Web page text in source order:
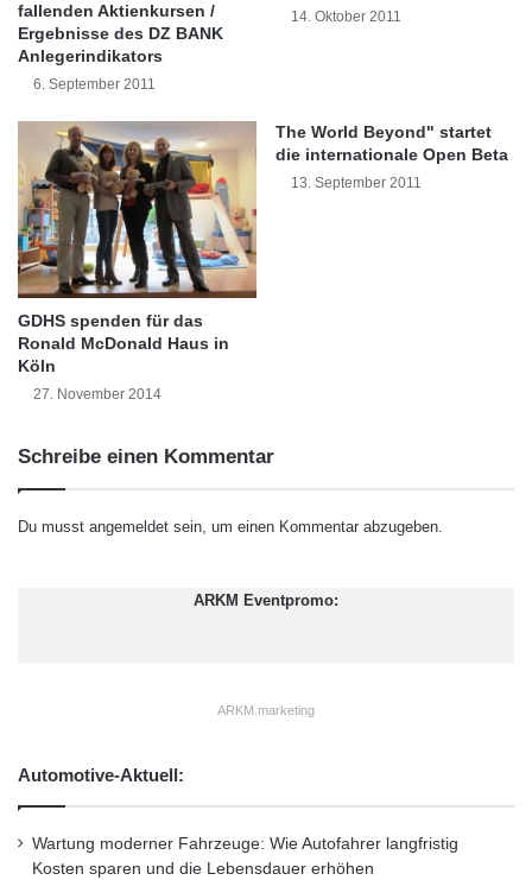
eingespeist. Management und
Fachabteilungen der ING-DiBa profitieren
Enterprise Miner jetzt verborgene
Zusammenhänge und verstecktes Wissen in
den Unternehmensdaten entdecken lassen,
die bislang unerkannt geblieben sind.
Selektionen für 40 Millionen Mailings pro Jahr
Einer der Schwerpunkte der SAS Lösung der
ING-DiBa ist die Selektion von Adressaten für
die Mailings, mit denen sich der
Finanzdienstleister an Kunden und
jedes Jahr über 40 Millionen Mailings. Hier ist
festgelegten Kampagnenplanung wird die
Responsequote jedes einzelnen Kunden für
jedes einzelne Kundenmailing ermittelt. Auf
M
a
n
e
n
t
s
e
r
S
D
r
e
c
o
r
H
n
fallenden Aktienkursen /
Ergebnisse des DZ BANK
Anlegerindikators
6. September 2011
14. Oktober 2011
GDHS spenden für das
Ronald McDonald Haus in
Köln
27. November 2014
The World Beyond" startet
die internationale Open Beta
13. September 2011
Schreibe einen Kommentar
Du musst angemeldet sein, um einen Kommentar abzugeben.
ARKM Eventpromo:
ARKM.marketing
Automotive-Aktuell:
Wartung moderner Fahrzeuge: Wie Autofahrer langfristig
Kosten sparen und die Lebensdauer erhöhen